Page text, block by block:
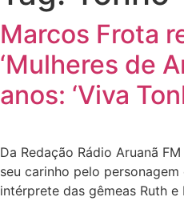
Marcos Frota
‘Mulheres de
anos: ‘Viva
Da Redação Rádio Aruanã
seu carinho pelo
intérprete das gêmeas Ruth